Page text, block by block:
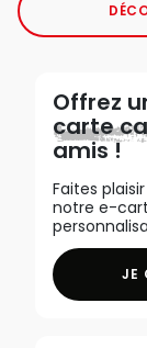
Offrez
carte
amis !
Faites
notre e-
JE